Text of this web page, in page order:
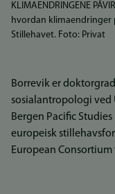
KLIMAENDRINGENE
hvordan klimaendringer
Stillehavet. Foto: Privat
Borrevik er
sosialantropologi ved
Bergen Pacific
europeisk
European Consortium